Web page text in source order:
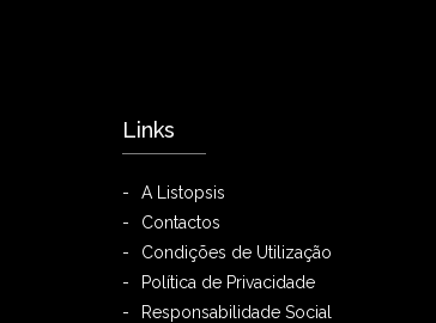
Links
A Listopsis
Contactos
Condições de Utilização
Política de Privacidade
Responsabilidade Social